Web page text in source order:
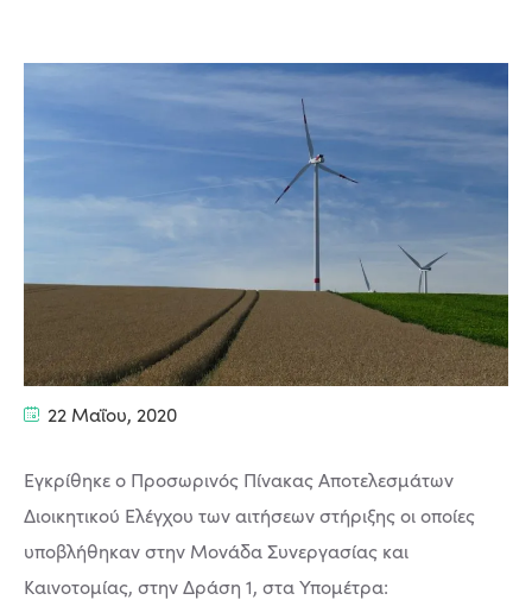
22 Μαΐου, 2020
Εγκρίθηκε ο Προσωρινός Πίνακας Αποτελεσμάτων
Διοικητικού Ελέγχου των αιτήσεων στήριξης οι οποίες
υποβλήθηκαν στην Μονάδα Συνεργασίας και
Καινοτομίας, στην Δράση 1, στα Υπομέτρα: